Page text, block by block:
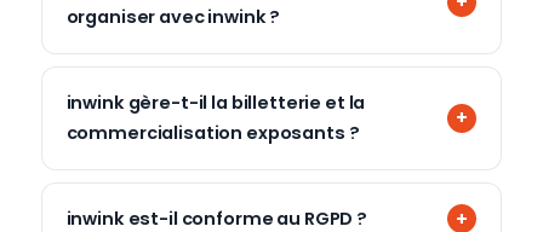
organiser avec inwink ?
inwink gère-t-il la billetterie et la
commercialisation exposants ?
inwink est-il conforme au RGPD ?